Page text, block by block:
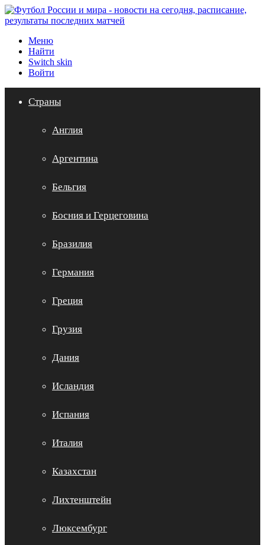
Меню
Найти
Switch skin
Войти
Страны
Англия
Аргентина
Бельгия
Босния и Герцеговина
Бразилия
Германия
Греция
Грузия
Дания
Исландия
Испания
Италия
Казахстан
Лихтенштейн
Люксембург